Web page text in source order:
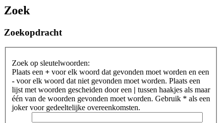
Zoek
Zoekopdracht
Zoek op sleutelwoorden:
Plaats een + voor elk woord dat gevonden moet worden en een
- voor elk woord dat niet gevonden moet worden. Plaats een
lijst met woorden gescheiden door een | tussen haakjes als maar
één van de woorden gevonden moet worden. Gebruik * als een
joker voor gedeeltelijke overeenkomsten.